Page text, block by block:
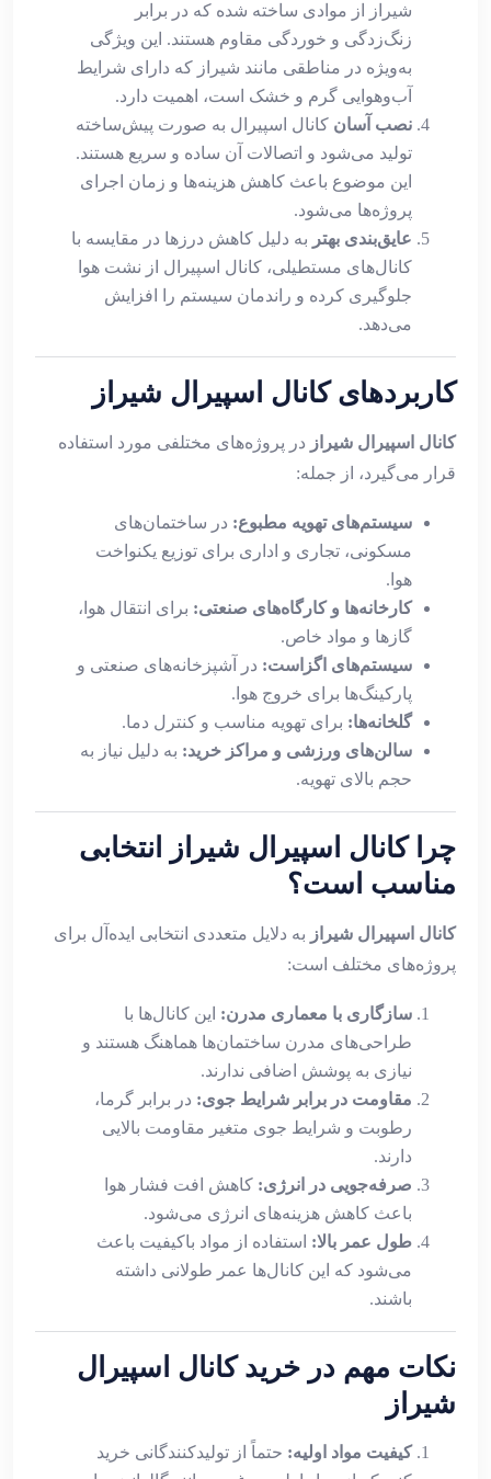
شیراز از موادی ساخته شده که در برابر
زنگ‌زدگی و خوردگی مقاوم هستند. این ویژگی
به‌ویژه در مناطقی مانند شیراز که دارای شرایط
آب‌وهوایی گرم و خشک است، اهمیت دارد.
نصب آسان کانال اسپیرال به صورت پیش‌ساخته
تولید می‌شود و اتصالات آن ساده و سریع هستند.
این موضوع باعث کاهش هزینه‌ها و زمان اجرای
پروژه‌ها می‌شود.
عایق‌بندی بهتر به دلیل کاهش درزها در مقایسه با
کانال‌های مستطیلی، کانال اسپیرال از نشت هوا
جلوگیری کرده و راندمان سیستم را افزایش
می‌دهد.
کاربردهای کانال اسپیرال شیراز
کانال اسپیرال شیراز در پروژه‌های مختلفی مورد استفاده
قرار می‌گیرد، از جمله:
سیستم‌های تهویه مطبوع: در ساختمان‌های
مسکونی، تجاری و اداری برای توزیع یکنواخت
هوا.
کارخانه‌ها و کارگاه‌های صنعتی: برای انتقال هوا،
گازها و مواد خاص.
سیستم‌های اگزاست: در آشپزخانه‌های صنعتی و
پارکینگ‌ها برای خروج هوا.
گلخانه‌ها: برای تهویه مناسب و کنترل دما.
سالن‌های ورزشی و مراکز خرید: به دلیل نیاز به
حجم بالای تهویه.
چرا کانال اسپیرال شیراز انتخابی
مناسب است؟
کانال اسپیرال شیراز به دلایل متعددی انتخابی ایده‌آل برای
پروژه‌های مختلف است:
سازگاری با معماری مدرن: این کانال‌ها با
طراحی‌های مدرن ساختمان‌ها هماهنگ هستند و
نیازی به پوشش اضافی ندارند.
مقاومت در برابر شرایط جوی: در برابر گرما،
رطوبت و شرایط جوی متغیر مقاومت بالایی
دارند.
صرفه‌جویی در انرژی: کاهش افت فشار هوا
باعث کاهش هزینه‌های انرژی می‌شود.
طول عمر بالا: استفاده از مواد باکیفیت باعث
می‌شود که این کانال‌ها عمر طولانی داشته
باشند.
نکات مهم در خرید کانال اسپیرال
شیراز
کیفیت مواد اولیه: حتماً از تولیدکنندگانی خرید